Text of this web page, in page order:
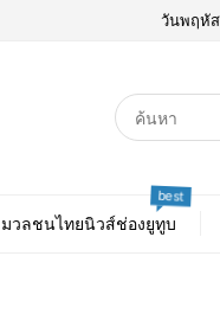
วันพฤหั
มวลชนไทยนิวส์ช่องยูทูบ
best